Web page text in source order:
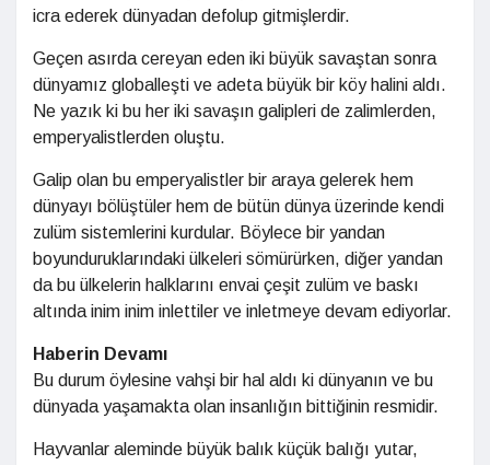
icra ederek dünyadan defolup gitmişlerdir.
Geçen asırda cereyan eden iki büyük savaştan sonra
dünyamız globalleşti ve adeta büyük bir köy halini aldı.
Ne yazık ki bu her iki savaşın galipleri de zalimlerden,
emperyalistlerden oluştu.
Galip olan bu emperyalistler bir araya gelerek hem
dünyayı bölüştüler hem de bütün dünya üzerinde kendi
zulüm sistemlerini kurdular. Böylece bir yandan
boyunduruklarındaki ülkeleri sömürürken, diğer yandan
da bu ülkelerin halklarını envai çeşit zulüm ve baskı
altında inim inim inlettiler ve inletmeye devam ediyorlar.
Haberin Devamı
Bu durum öylesine vahşi bir hal aldı ki dünyanın ve bu
dünyada yaşamakta olan insanlığın bittiğinin resmidir.
Hayvanlar aleminde büyük balık küçük balığı yutar,